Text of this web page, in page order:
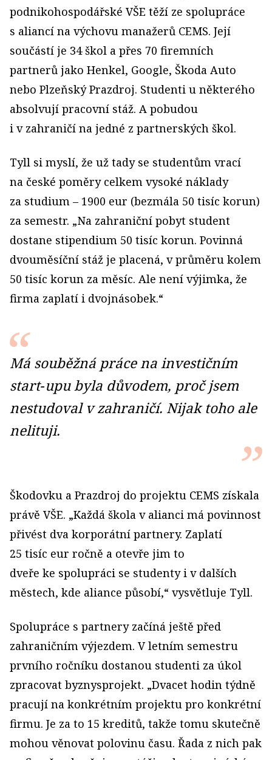
podnikohospodářské VŠE těží ze spolupráce
s aliancí na výchovu manažerů CEMS. Její
součástí je 34 škol a přes 70 firemních
partnerů jako Henkel, Google, Škoda Auto
nebo Plzeňský Prazdroj. Studenti u některého
absolvují pracovní stáž. A pobudou
i v zahraničí na jedné z partnerských škol.
Tyll si myslí, že už tady se studentům vrací
na české poměry celkem vysoké náklady
za studium – 1900 eur (bezmála 50 tisíc korun)
za semestr. „Na zahraniční pobyt student
dostane stipendium 50 tisíc korun. Povinná
dvouměsíční stáž je placená, v průměru kolem
50 tisíc korun za měsíc. Ale není výjimka, že
firma zaplatí i dvojnásobek.“
Má souběžná práce na investičním
start‑upu byla důvodem, proč jsem
nestudoval v zahraničí. Nijak toho ale
nelituji.
Škodovku a Prazdroj do projektu CEMS získala
právě VŠE. „Každá škola v alianci má povinnost
přivést dva korporátní partnery. Zaplatí
25 tisíc eur ročně a otevře jim to
dveře ke spolupráci se studenty i v dalších
městech, kde aliance působí,“ vysvětluje Tyll.
Spolupráce s partnery začíná ještě před
zahraničním výjezdem. V letním semestru
prvního ročníku dostanou studenti za úkol
zpracovat byznys­projekt. „Dvacet hodin týdně
pracují na konkrétním projektu pro konkrétní
firmu. Je za to 15 kreditů, takže tomu skutečně
mohou věnovat polovinu času. Řada z nich pak